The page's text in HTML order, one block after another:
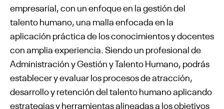
empresarial, con un enfoque en la gestión del
talento humano, una malla enfocada en la
aplicación práctica de los conocimientos y docentes
con amplia experiencia. Siendo un profesional de
Administración y Gestión y Talento Humano, podrás
establecer y evaluar los procesos de atracción,
desarrollo y retención del talento humano aplicando
estrategias y herramientas alineadas a los objetivos